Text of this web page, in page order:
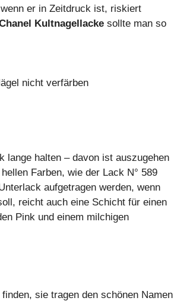
er in Zeitdruck ist, riskiert
Kultnagellacke sollte man so
nicht verfärben
lange halten – davon ist auszugehen
Farben, wie der Lack N° 589
aufgetragen werden, wenn
reicht auch eine Schicht für einen
Pink und einem milchigen
sie tragen den schönen Namen